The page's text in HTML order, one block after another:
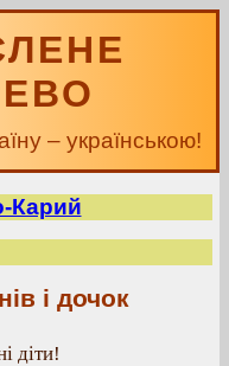
– українською!
Карий
і дочок
діти!